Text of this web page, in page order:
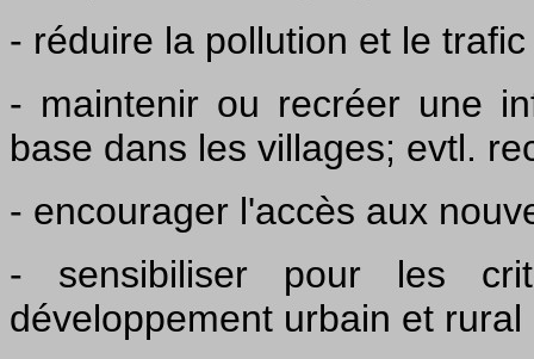
- réduire la pollution et le trafic
- maintenir ou recréer une
base dans les villages; evtl.
- encourager l'accès aux
- sensibiliser pour les
développement urbain et rural